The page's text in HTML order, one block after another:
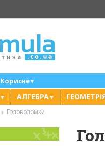
Корисне▼
▼ АЛГЕБРА▼
Головоломки